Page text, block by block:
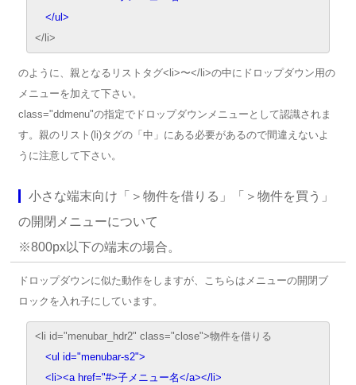
</ul>
</li>
のように、親となるリストタグ<li>〜</li>の中にドロップダウン用の
メニューを加えて下さい。
class="ddmenu"の指定でドロップダウンメニューとして認識されま
す。親のリスト(li)タグの「中」にある必要があるので間違えないよ
うに注意して下さい。
小さな端末向け「＞物件を借りる」「＞物件を買う」
の開閉メニューについて
※800px以下の端末の場合。
ドロップダウンに似た動作をしますが、こちらはメニューの開閉ブ
ロックを入れ子にしています。
<li id="menubar_hdr2" class="close">物件を借りる
<ul id="menubar-s2">
<li><a href="#>子メニュー名</a></li>